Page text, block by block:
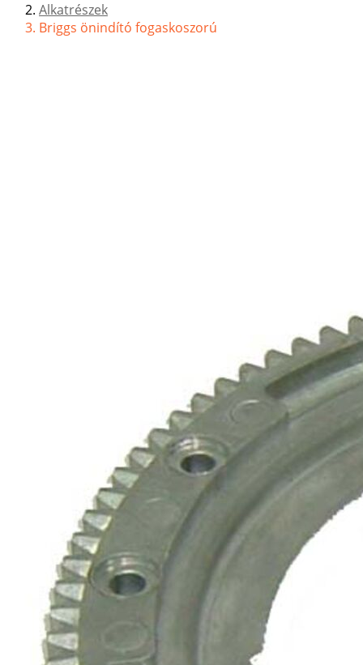
Alkatrészek
Briggs önindító fogaskoszorú